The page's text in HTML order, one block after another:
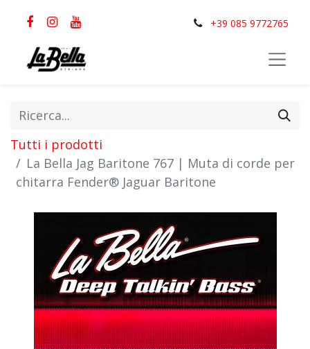
+39 085 9772765
Tutti i prodotti
La Bella Jag Baritone 767 | Muta di corde per
chitarra Fender® Jaguar Baritone